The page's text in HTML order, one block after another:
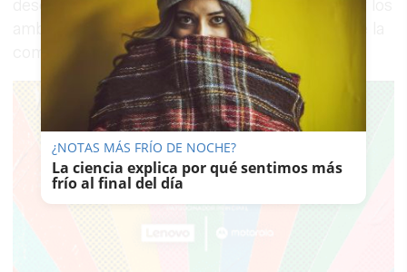
desempeñará "un rol fundamental para acelerar los
ambiciosos planes de mejora y crecimiento" de la
compañía en todos sus ámbitos.
¿NOTAS MÁS FRÍO DE NOCHE?
La ciencia explica por qué sentimos más
frío al final del día